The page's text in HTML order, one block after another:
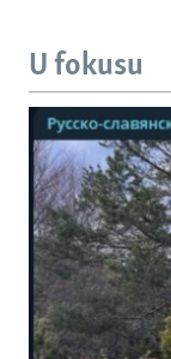
U fokusu